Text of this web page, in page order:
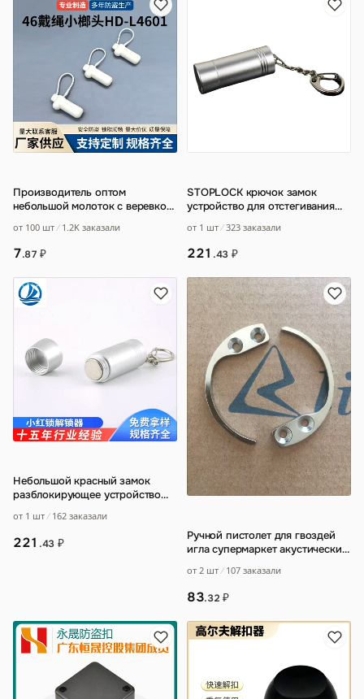
Производитель оптом
небольшой молоток с веревкой
противоугонная магнитная
от 100 шт 1.2K заказали
7.87 ₽
STOPLOCK крючок замок
устройство для отстегивания
отстегивате…
от 1 шт 323 заказали
221 .43 ₽
Небольшой красный замок
разблокирующее устройство
противоугона супе
от 1 шт 162 заказали
221 .43 ₽
Ручной пистолет для гвоздей
игла супермаркет акустический
крючок …
от 2 шт 107 заказали
83.32 ₽